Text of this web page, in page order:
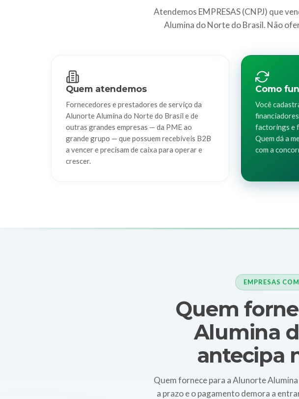
Atendemos EMPRESAS (CNPJ) que
Alumina do Norte do Brasil. Não
Quem atendemos
Fornecedores e prestadores de serviço da
Alunorte Alumina do Norte do Brasil e de
outras grandes empresas — da PME ao
grande grupo — que possuem recebíveis B2B
a vencer e precisam de caixa para operar e
crescer.
Como
Você
factorings e
Quem dá a
com a
EMPRESAS
Quem
Alumina
antecipa
Quem fornece para a Alunorte
a prazo e o pagamento demora a